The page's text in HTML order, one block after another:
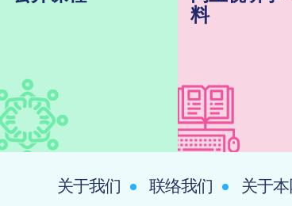
料
关于我们 联络我们 关于